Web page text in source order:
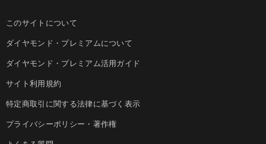
このサイトについて
ダイヤモンド・プレミアムについて
ダイヤモンド・プレミアム活用ガイド
サイト利用規約
特定商取引に関する法律に基づく表示
プライバシーポリシー・著作権